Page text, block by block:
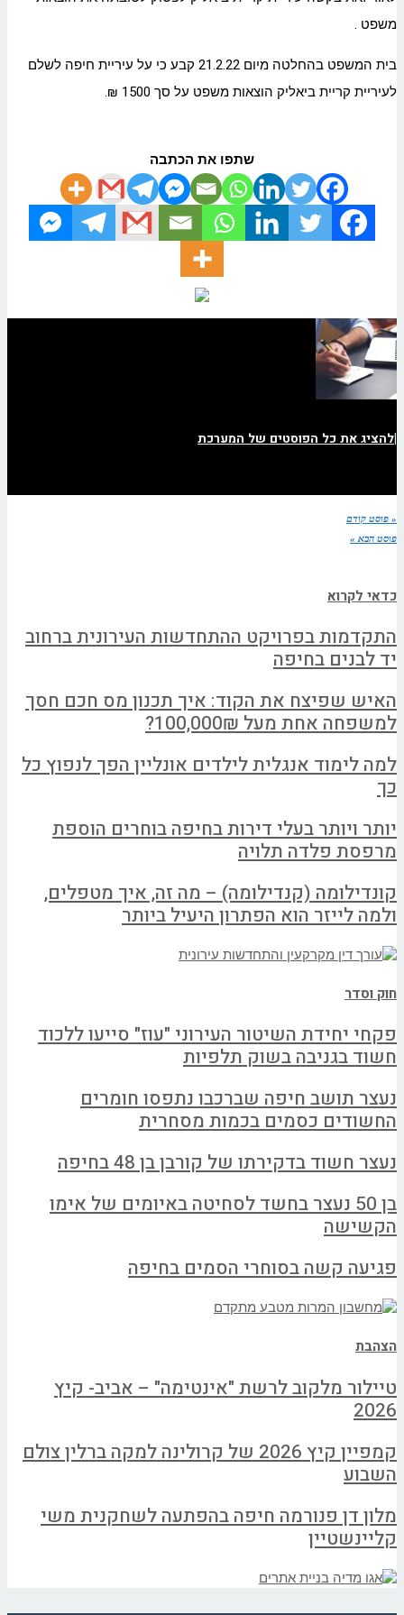
משפט .
בית המשפט בהחלטה מיום 21.2.22 קבע כי על עיריית חיפה לשלם
לעיריית קריית ביאליק הוצאות משפט על סך 1500 ₪.
שתפו את הכתבה
|להציג את כל הפוסטים של המערכת
« פוסט קודם
פוסט הבא »
כדאי לקרוא
התקדמות בפרויקט ההתחדשות העירונית ברחוב
יד לבנים בחיפה
האיש שפיצח את הקוד: איך תכנון מס חכם חסך
למשפחה אחת מעל 100,000₪?
למה לימוד אנגלית לילדים אונליין הפך לנפוץ כל
כך
יותר ויותר בעלי דירות בחיפה בוחרים הוספת
מרפסת פלדה תלויה
קונדילומה (קנדילומה) – מה זה, איך מטפלים,
ולמה לייזר הוא הפתרון היעיל ביותר
חוק וסדר
פקחי יחידת השיטור העירוני "עוז" סייעו ללכוד
חשוד בגניבה בשוק תלפיות
נעצר תושב חיפה שברכבו נתפסו חומרים
החשודים כסמים בכמות מסחרית
נעצר חשוד בדקירתו של קורבן בן 48 בחיפה
בן 50 נעצר בחשד לסחיטה באיומים של אימו
הקשישה
פגיעה קשה בסוחרי הסמים בחיפה
הצהבת
טיילור מלקוב לרשת "אינטימה" – אביב- קיץ
2026
קמפיין קיץ 2026 של קרולינה למקה ברלין צולם
השבוע
מלון דן פנורמה חיפה בהפתעה לשחקנית משי
קליינשטיין